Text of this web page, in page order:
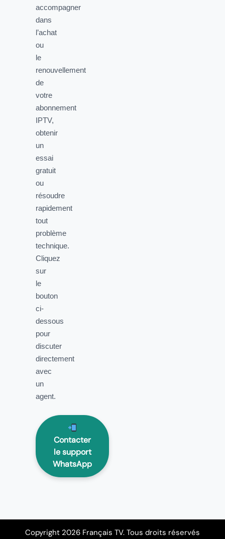
accompagner
dans
l’achat
ou
le
renouvellement
de
votre
abonnement
IPTV,
obtenir
un
essai
gratuit
ou
résoudre
rapidement
tout
problème
technique.
Cliquez
sur
le
bouton
ci-
dessous
pour
discuter
directement
avec
un
agent.
Contacter
le support
WhatsApp
Copyright 2026 Français TV. Tous droits réservés